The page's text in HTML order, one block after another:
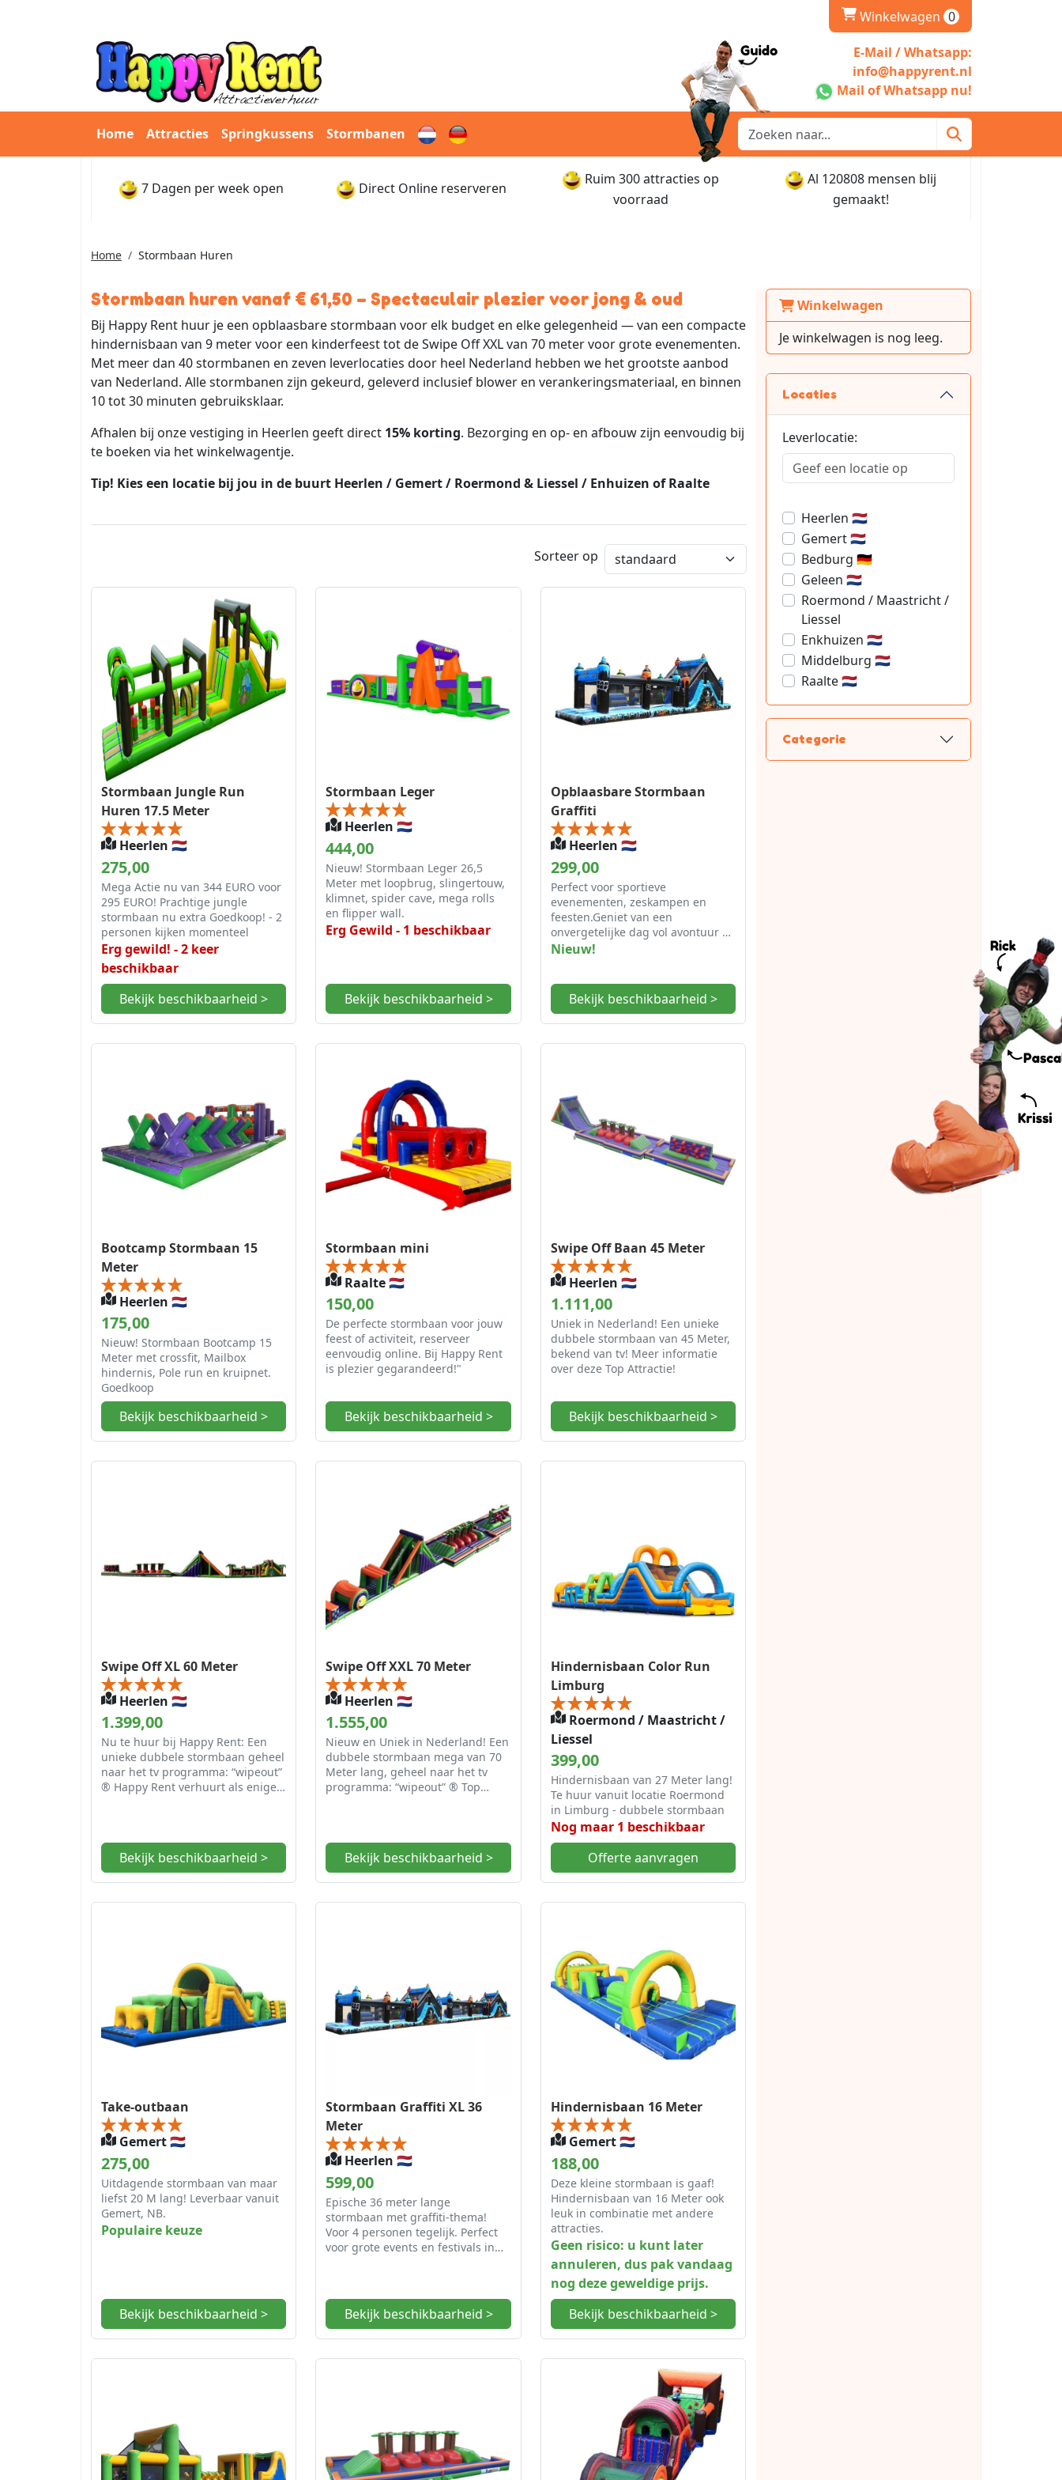
winkelwagen
Winkelwagen 0
E-Mail / Whatsapp:
info@happyrent.nl
Mail of Whatsapp nu!
Home Attracties Springkussens Stormbanen
7 Dagen per week open Direct Online reserveren
Ruim 300 attracties op
voorraad
Al 120808 mensen blij
gemaakt!
Home Stormbaan Huren
Winkelwagen
Je winkelwagen is nog leeg.
Locaties
Leverlocatie:
Heerlen 🇳🇱
Gemert 🇳🇱
Bedburg 🇩🇪
Geleen 🇳🇱
Roermond / Maastricht /
Liessel
Enkhuizen 🇳🇱
Middelburg 🇳🇱
Raalte 🇳🇱
Categorie
Stormbaan huren vanaf € 61,50 – Spectaculair plezier voor jong & oud
Bij Happy Rent huur je een opblaasbare stormbaan voor elk budget en elke gelegenheid — van een compacte
hindernisbaan van 9 meter voor een kinderfeest tot de Swipe Off XXL van 70 meter voor grote evenementen.
Met meer dan 40 stormbanen en zeven leverlocaties door heel Nederland hebben we het grootste aanbod
van Nederland. Alle stormbanen zijn gekeurd, geleverd inclusief blower en verankeringsmateriaal, en binnen
10 tot 30 minuten gebruiksklaar.
Afhalen bij onze vestiging in Heerlen geeft direct 15% korting. Bezorging en op- en afbouw zijn eenvoudig bij
te boeken via het winkelwagentje.
Tip! Kies een locatie bij jou in de buurt Heerlen / Gemert / Roermond & Liessel / Enhuizen of Raalte
Sorteer op
Stormbaan Jungle Run
Huren 17.5 Meter
Heerlen 🇳🇱
275,00
Mega Actie nu van 344 EURO voor
295 EURO! Prachtige jungle
stormbaan nu extra Goedkoop! - 2
personen kijken momenteel
Erg gewild! - 2 keer
beschikbaar
Bekijk beschikbaarheid >
Stormbaan Leger
Heerlen 🇳🇱
444,00
Nieuw! Stormbaan Leger 26,5
Meter met loopbrug, slingertouw,
klimnet, spider cave, mega rolls
en flipper wall.
Erg Gewild - 1 beschikbaar
Bekijk beschikbaarheid >
Opblaasbare Stormbaan
Graffiti
Heerlen 🇳🇱
299,00
Perfect voor sportieve
evenementen, zeskampen en
feesten.Geniet van een
onvergetelijke dag vol avontuur en
plezier. 18x3,65x5,4 (LxBxH)
Nieuw!
Bekijk beschikbaarheid >
Bootcamp Stormbaan 15
Meter
Heerlen 🇳🇱
175,00
Nieuw! Stormbaan Bootcamp 15
Meter met crossfit, Mailbox
hindernis, Pole run en kruipnet.
Goedkoop
Bekijk beschikbaarheid >
Stormbaan mini
Raalte 🇳🇱
150,00
De perfecte stormbaan voor jouw
feest of activiteit, reserveer
eenvoudig online. Bij Happy Rent
is plezier gegarandeerd!"
Bekijk beschikbaarheid >
Swipe Off Baan 45 Meter
Heerlen 🇳🇱
1.111,00
Uniek in Nederland! Een unieke
dubbele stormbaan van 45 Meter,
bekend van tv! Meer informatie
over deze Top Attractie!
Bekijk beschikbaarheid >
Swipe Off XL 60 Meter
Heerlen 🇳🇱
1.399,00
Nu te huur bij Happy Rent: Een
unieke dubbele stormbaan geheel
naar het tv programma: “wipeout”
® Happy Rent verhuurt als enige
Bekijk beschikbaarheid >
Swipe Off XXL 70 Meter
Heerlen 🇳🇱
1.555,00
Nieuw en Uniek in Nederland! Een
dubbele stormbaan mega van 70
Meter lang, geheel naar het tv
programma: “wipeout” ® Top
Bekijk beschikbaarheid >
Hindernisbaan Color Run
Limburg
Roermond / Maastricht /
Liessel
399,00
Hindernisbaan van 27 Meter lang!
Te huur vanuit locatie Roermond
in Limburg - dubbele stormbaan
Nog maar 1 beschikbaar
Offerte aanvragen
Take-outbaan
Gemert 🇳🇱
275,00
Uitdagende stormbaan van maar
liefst 20 M lang! Leverbaar vanuit
Gemert, NB.
Populaire keuze
Bekijk beschikbaarheid >
Stormbaan Graffiti XL 36
Meter
Heerlen 🇳🇱
599,00
Epische 36 meter lange
stormbaan met graffiti-thema!
Voor 4 personen tegelijk. Perfect
voor grote events en festivals in
Bekijk beschikbaarheid >
Hindernisbaan 16 Meter
Gemert 🇳🇱
188,00
Deze kleine stormbaan is gaaf!
Hindernisbaan van 16 Meter ook
leuk in combinatie met andere
attracties.
Geen risico: u kunt later
annuleren, dus pak vandaag
nog deze geweldige prijs.
Bekijk beschikbaarheid >